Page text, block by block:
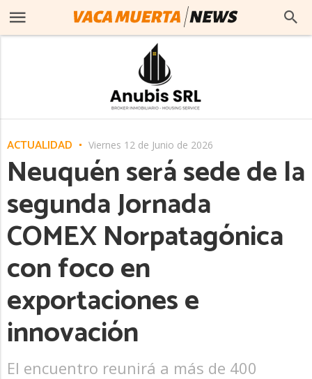
ACTUALIDAD Viernes 12 de Junio de 2026
Neuquén será sede de la
segunda Jornada
COMEX Norpatagónica
con foco en
exportaciones e
innovación
El encuentro reunirá a más de 400